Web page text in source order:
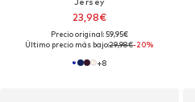
23,98€
Precio original: 59,95€
Último precio más bajo:29,98€-20%
+8